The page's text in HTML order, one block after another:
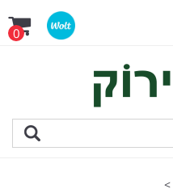
0
>